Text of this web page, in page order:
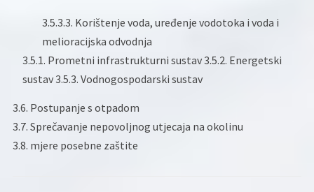
3.5.3.3. Korištenje voda, uređenje vodotoka i voda i
melioracijska odvodnja
3.5.1. Prometni infrastrukturni sustav 3.5.2. Energetski
sustav 3.5.3. Vodnogospodarski sustav
3.6. Postupanje s otpadom
3.7. Sprečavanje nepovoljnog utjecaja na okolinu
3.8. mjere posebne zaštite